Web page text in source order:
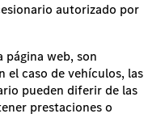
autorizado por
página web, son
el caso de vehículos, las
pueden diferir de las
prestaciones o